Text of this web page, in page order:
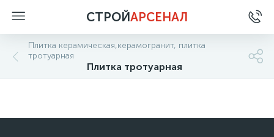
СТРОЙАРСЕНАЛ
Плитка керамическая,керамогранит, плитка
тротуарная
Плитка тротуарная